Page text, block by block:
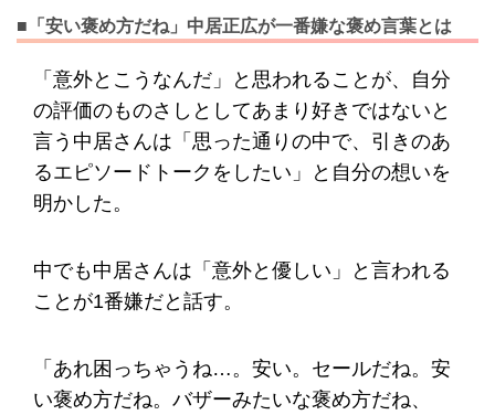
■「安い褒め方だね」中居正広が一番嫌な褒め言葉とは
「意外とこうなんだ」と思われることが、自分
の評価のものさしとしてあまり好きではないと
言う中居さんは「思った通りの中で、引きのあ
るエピソードトークをしたい」と自分の想いを
明かした。
中でも中居さんは「意外と優しい」と言われる
ことが1番嫌だと話す。
「あれ困っちゃうね…。安い。セールだね。安
い褒め方だね。バザーみたいな褒め方だね、